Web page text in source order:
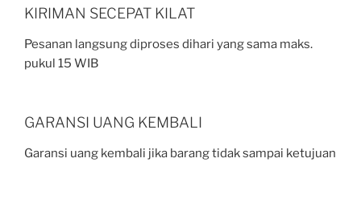
KIRIMAN SECEPAT KILAT
Pesanan langsung diproses dihari yang sama maks.
pukul 15 WIB
GARANSI UANG KEMBALI
Garansi uang kembali jika barang tidak sampai ketujuan